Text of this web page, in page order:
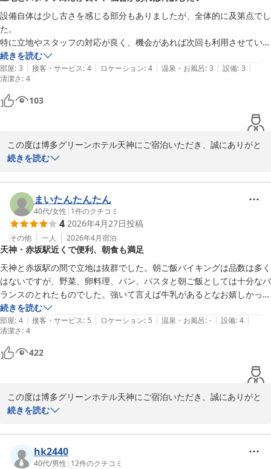
頂戴し、スタッフ一同励みになります。
今後もより一層ご満足いただける滞在をご提供できるよう努めてま
いりますので、またお近くへお越しの際はぜひ当ホテルをご利用く
ださいませ。
お客様のまたのご来館を心よりお待ち申し上げております。
2026-05-21
設備自体は少し古さを感じる部分もありましたが、全体的に及第点でし
た。
特に立地やスタッフの対応が良く、機会があれば次回も利用させていた
だきます。
続きを読む
部屋: 3 | 接客・サービス: 4 | ロケーション: 4 | 温泉・お風呂: 3 | 設備: 3 |
清潔さ: 4
103
この度は博多グリーンホテル天神にご宿泊いただき、誠にありがと
うございます。
したこと、重ねて御礼申し上げます。
立地面やスタッフの対応につきましてご満足いただけたご様子が伺
え、スタッフ一同大変嬉しく拝読いたしました。
お客様のご投稿にもございます通り、当ホテルは地下鉄天神駅・赤
坂駅のどちらからも徒歩圏内に位置しており、観光やビジネスの拠
点として便利にご利用いただけるかと存じます。
一方で、設備面につきましては古さを感じられたとのこと、ご意見
をお寄せいただきありがとうございます。
すぐに大規模な改修とはまいりませんが、日々の清掃やメンテナン
スをより丁寧に行い、少しでも快適にお過ごしいただける空間づく
りに努めてまいります。
また、「次回も利用したい」とのお言葉を頂戴できましたことは、
私どもにとって何よりの励みでございます。
今後もお客様よりいただいた評価に甘んじることなく、よりご満足
いただけるホテルを目指し、スタッフ一同日々精進してまいりま
す。
ございました。
また福岡にお越しの際はぜひ当ホテルをご利用くださいませ。
お客様に再びお会いできます日を、心よりお待ち申し上げておりま
続きを読む
まいたんたんたん
40代/女性 | 1件のクチコミ
4 2026年4月27日投稿
その他 一人 2026年4月宿泊
天神・赤坂駅近くで便利、朝食も満足
天神と赤坂駅の間で立地は抜群でした。朝ご飯バイキングは品数は多く
はないですが、野菜、卵料理、パン、パスタと朝ご飯としては十分なバ
ランスのとれたものでした。強いて言えば牛乳があるとなお嬉しかった
かな？
部屋も必要なものがコンパクトに纏められた感じでした。ドライヤーが
高級ドライヤーなのは嬉しかったです。シャワーの水圧も十分でした。
続きを読む
部屋: 4 | 接客・サービス: 5 | ロケーション: 5 | 温泉・お風呂: - | 設備: 4 |
清潔さ: 4
422
この度は博多グリーンホテル天神にご宿泊いただき、誠にありがと
うございます。
したこと、重ねて御礼申し上げます。
滞在中は快適にお過ごしいただけましたでしょうか。ドライヤーや
続きを読む
hk2440
40代/男性 | 12件のクチコミ